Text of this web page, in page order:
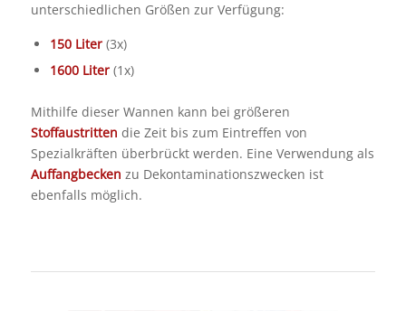
unterschiedlichen Größen zur Verfügung:
150 Liter (3x)
1600 Liter(1x)
Mithilfe dieser Wannen kann bei größeren
Stoffaustritten die Zeit bis zum Eintreffen von
Spezialkräften überbrückt werden. Eine Verwendung als
Auffangbecken zu Dekontaminationszwecken ist
ebenfalls möglich.